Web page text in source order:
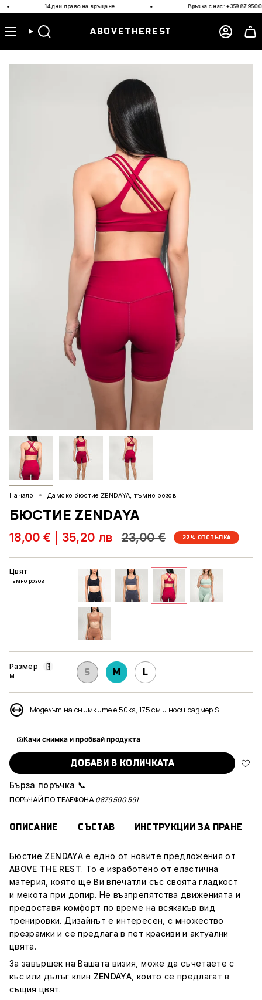
Прескочи
към
съдържанието
14 дни право на връщане Връзка с нас:+359 87 950 0591
Търсене ABOVETHEREST
Начало Дамско бюстие ZENDAYA, тъмно розов
БЮСТИЕ ZENDAYA
18,00 € 35,20 лв Редовна
23,00 € 22% ОТСТЪПКА
Цвят
тъмно розов
черен
тъмно-
кафяв
Размер
M S M L
Моделът на снимките е 50кг, 175 см и носи размер S.
Качи снимка и пробвай продукта
ДОБАВИ В КОЛИЧКАТА
Бърза поръчка 📞
ПОРЪЧАЙ ПО ТЕЛЕФОНА0879 500 591
ОПИСАНИЕ СЪСТАВ ИНСТРУКЦИИ ЗА ПРАНЕ
Бюстие ZENDAYAе едно от новите предложения от
ABOVE THE REST. То e изработено от еластична
материя, която ще Ви впечатли със своята гладкост
и мекота при допир. Не възпрепятства движенията и
предоставя комфорт по време на всякакъв вид
тренировки. Дизайнът е интересен, с множество
презрамки и се предлага в пет красиви и актуални
цвята.
За завършек на Вашата визия, може да съчетаете с
къс или дълъг клин ZENDAYA , които се предлагат в
същия цвят.